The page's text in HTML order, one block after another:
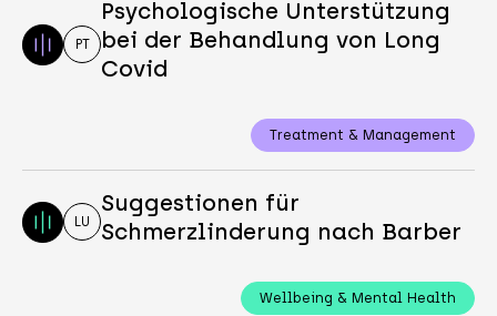
PT
Psychologische Unterstützung
bei der Behandlung von Long
Covid
Treatment & Management
LU
Suggestionen für
Schmerzlinderung nach Barber
Wellbeing & Mental Health